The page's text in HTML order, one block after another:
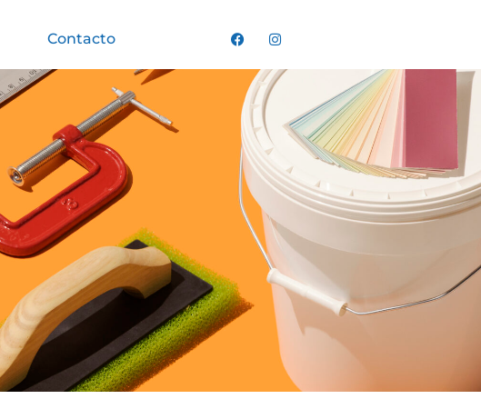
Contacto